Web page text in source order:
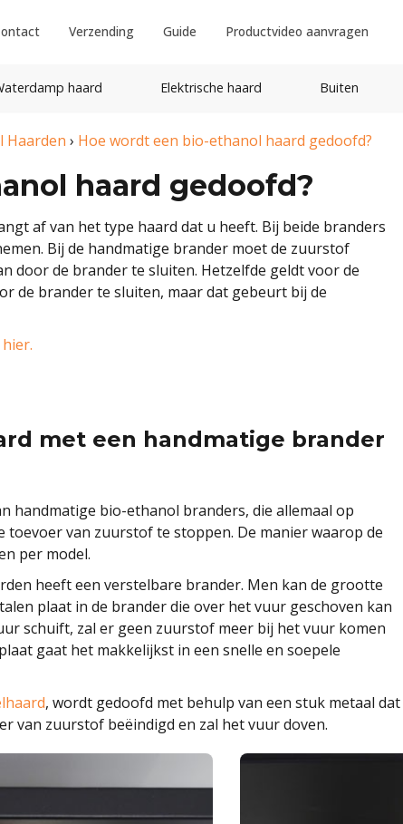
Verzending Guide Productvideo aanvragen
haard Elektrische haard Buiten
Haarden › Hoe wordt een bio-ethanol haard gedoofd?
haard gedoofd?
af van het type haard dat u heeft. Bij beide branders
Bij de handmatige brander moet de zuurstof
door de brander te sluiten. Hetzelfde geldt voor de
de brander te sluiten, maar dat gebeurt bij de
hier.
met een handmatige brander
handmatige bio-ethanol branders, die allemaal op
van zuurstof te stoppen. De manier waarop de
per model.
heeft een verstelbare brander. Men kan de grootte
plaat in de brander die over het vuur geschoven kan
schuift, zal er geen zuurstof meer bij het vuur komen
gaat het makkelijkst in een snelle en soepele
, wordt gedoofd met behulp van een stuk metaal dat
van zuurstof beëindigd en zal het vuur doven.